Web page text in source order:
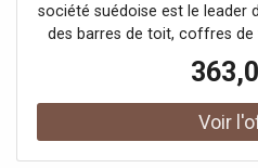
société suédoise est le leader
des barres de toit, coffres
pour systèmes de portage
offre une large gamme de
propose les meilleurs prix